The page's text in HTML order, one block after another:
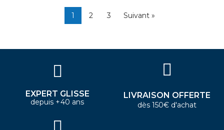
1 2 3 Suivant »
EXPERT GLISSE
depuis +40 ans
LIVRAISON OFFERTE
dès 150€ d'achat